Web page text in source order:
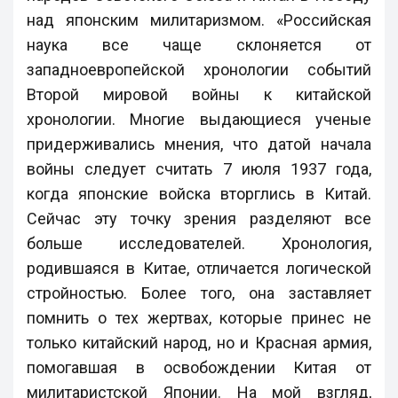
над японским милитаризмом. «Российская
наука все чаще склоняется от
западноевропейской хронологии событий
Второй мировой войны к китайской
хронологии. Многие выдающиеся ученые
придерживались мнения, что датой начала
войны следует считать 7 июля 1937 года,
когда японские войска вторглись в Китай.
Сейчас эту точку зрения разделяют все
больше исследователей. Хронология,
родившаяся в Китае, отличается логической
стройностью. Более того, она заставляет
помнить о тех жертвах, которые принес не
только китайский народ, но и Красная армия,
помогавшая в освобождении Китая от
милитаристской Японии. На мой взгляд,